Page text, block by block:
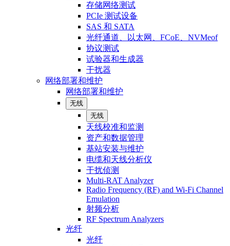
存储网络测试
PCIe 测试设备
SAS 和 SATA
光纤通道、以太网、FCoE、NVMeof
协议测试
试验器和生成器
干扰器
网络部署和维护
网络部署和维护
无线
无线
天线校准和监测
资产和数据管理
基站安装与维护
电缆和天线分析仪
干扰侦测
Multi-RAT Analyzer
Radio Frequency (RF) and Wi-Fi Channel
Emulation
射频分析
RF Spectrum Analyzers
光纤
光纤